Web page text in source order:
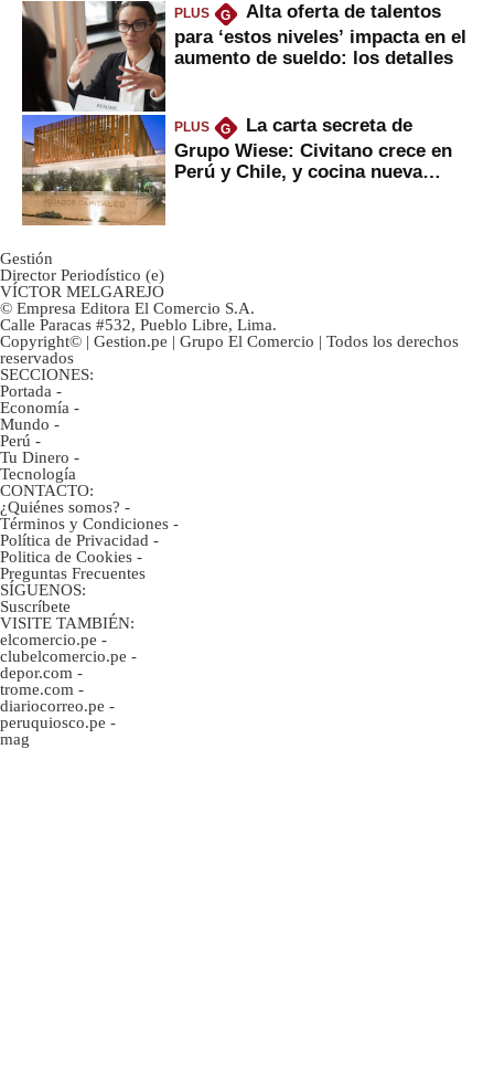
PLUS G
Alta oferta de talentos
para ‘estos niveles’ impacta en el
aumento de sueldo: los detalles
PLUS G
La carta secreta de
Grupo Wiese: Civitano crece en
Perú y Chile, y cocina nueva
Gestión
Director Periodístico (e)
VÍCTOR MELGAREJO
© Empresa Editora El Comercio S.A.
Calle Paracas #532, Pueblo Libre, Lima.
Copyright© | Gestion.pe | Grupo El Comercio | Todos los derechos
reservados
SECCIONES:
Portada -
Economía -
Mundo -
Perú -
Tu Dinero -
Tecnología
CONTACTO:
¿Quiénes somos? -
Términos y Condiciones -
Política de Privacidad -
Politica de Cookies -
Preguntas Frecuentes
SÍGUENOS:
Suscríbete
VISITE TAMBIÉN:
elcomercio.pe -
clubelcomercio.pe -
depor.com -
trome.com -
diariocorreo.pe -
peruquiosco.pe -
mag